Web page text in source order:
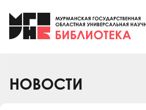
Клуб «Гиря и
Клуб «Семейный
Коллегам
НОВОСТИ